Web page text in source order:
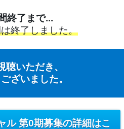
終了まで...
終了しました。
聴いただき、
ざいました。
ル 第0期募集の詳細はこ